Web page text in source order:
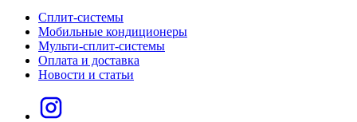
Сплит-системы
Мобильные кондиционеры
Мульти-сплит-системы
Оплата и доставка
Новости и статьи